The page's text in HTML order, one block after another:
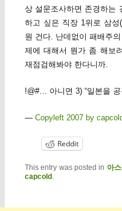
상 설문조사하면 존경하는
하고 싶은 직장 1위로 삼
원 건다. 난데없이 패배주
제에 대해서 뭔가 좀 해보
재점검해봐야 한다니까.
!@#… 아니면 3) “일본을 공
— Copyleft 2007 by
Reddit
This entry was posted in 아
capcold .